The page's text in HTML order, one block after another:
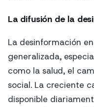
La difusión de la
La desinformación
generalizada,
como la salud, el
social. La creciente
disponible